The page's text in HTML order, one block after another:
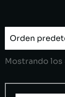
Mostrando los